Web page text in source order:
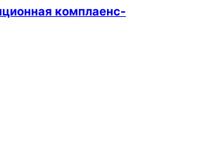
комплаенс-